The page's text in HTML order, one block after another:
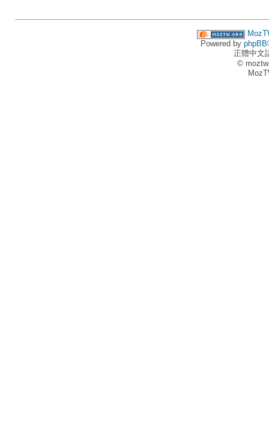
Powered by phpBB
正體中文
©